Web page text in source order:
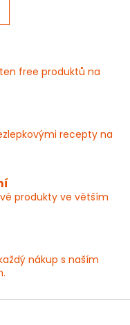
free produktů na
recepty na
produkty ve větším
nákup s naším